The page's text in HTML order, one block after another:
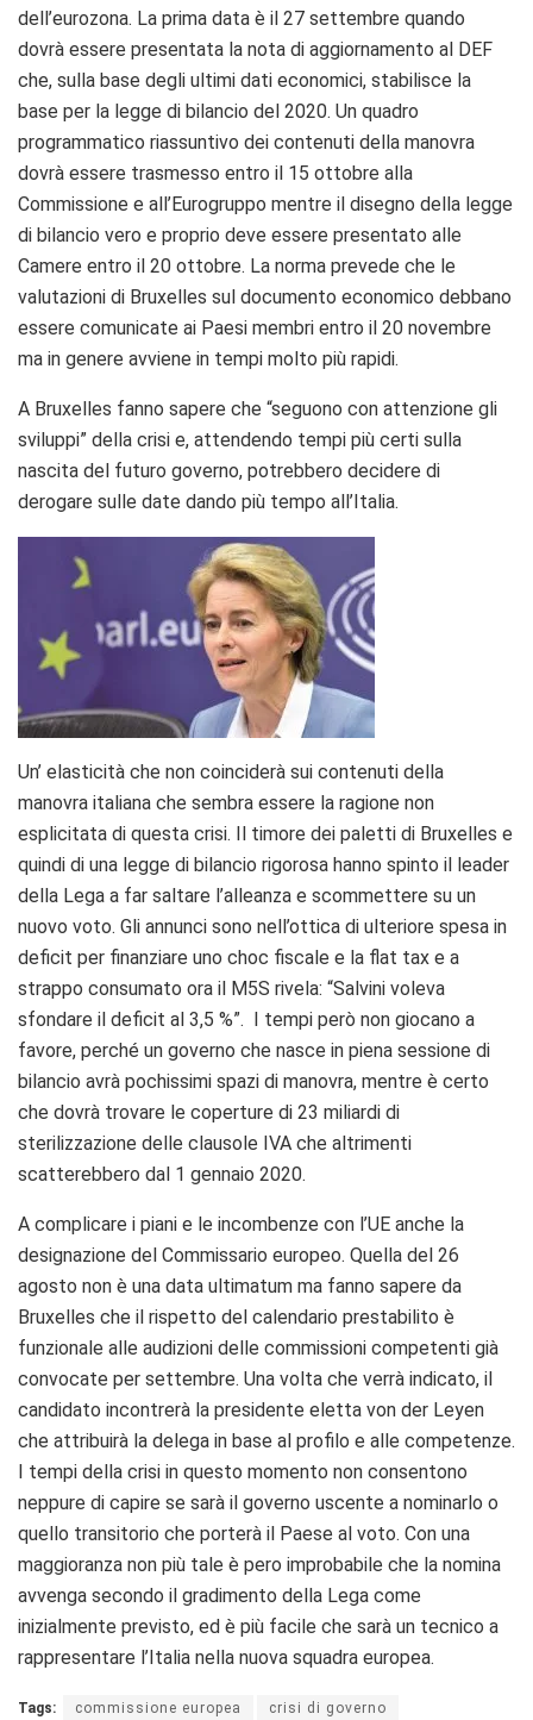
dell’eurozona. La prima data è il 27 settembre quando
dovrà essere presentata la nota di aggiornamento al DEF
che, sulla base degli ultimi dati economici, stabilisce la
base per la legge di bilancio del 2020. Un quadro
programmatico riassuntivo dei contenuti della manovra
dovrà essere trasmesso entro il 15 ottobre alla
Commissione e all’Eurogruppo mentre il disegno della legge
di bilancio vero e proprio deve essere presentato alle
Camere entro il 20 ottobre. La norma prevede che le
valutazioni di Bruxelles sul documento economico debbano
essere comunicate ai Paesi membri entro il 20 novembre
ma in genere avviene in tempi molto più rapidi.
A Bruxelles fanno sapere che “seguono con attenzione gli
sviluppi” della crisi e, attendendo tempi più certi sulla
nascita del futuro governo, potrebbero decidere di
derogare sulle date dando più tempo all’Italia.
Un’ elasticità che non coinciderà sui contenuti della
manovra italiana che sembra essere la ragione non
esplicitata di questa crisi. Il timore dei paletti di Bruxelles e
quindi di una legge di bilancio rigorosa hanno spinto il leader
della Lega a far saltare l’alleanza e scommettere su un
nuovo voto. Gli annunci sono nell’ottica di ulteriore spesa in
deficit per finanziare uno choc fiscale e la flat tax e a
strappo consumato ora il M5S rivela: “Salvini voleva
sfondare il deficit al 3,5 %”. I tempi però non giocano a
favore, perché un governo che nasce in piena sessione di
bilancio avrà pochissimi spazi di manovra, mentre è certo
che dovrà trovare le coperture di 23 miliardi di
sterilizzazione delle clausole IVA che altrimenti
scatterebbero dal 1 gennaio 2020.
A complicare i piani e le incombenze con l’UE anche la
designazione del Commissario europeo. Quella del 26
agosto non è una data ultimatum ma fanno sapere da
Bruxelles che il rispetto del calendario prestabilito è
funzionale alle audizioni delle commissioni competenti già
convocate per settembre. Una volta che verrà indicato, il
candidato incontrerà la presidente eletta von der Leyen
che attribuirà la delega in base al profilo e alle competenze.
I tempi della crisi in questo momento non consentono
neppure di capire se sarà il governo uscente a nominarlo o
quello transitorio che porterà il Paese al voto. Con una
maggioranza non più tale è pero improbabile che la nomina
avvenga secondo il gradimento della Lega come
inizialmente previsto, ed è più facile che sarà un tecnico a
rappresentare l’Italia nella nuova squadra europea.
Tags: commissione europea crisi di governo